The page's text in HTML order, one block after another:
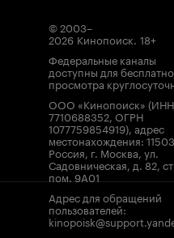
© 2003–
2026 Кинопоиск. 18+
Федеральные каналы
доступны для
просмотра
ООО «Кинопоиск» (ИНН
7710688352, ОГРН
1077759854919), адрес
местонахождения:
Россия, г. Москва, ул.
Садовническая, д. 82,
пом. 9А01
Адрес для обращений
пользователей: